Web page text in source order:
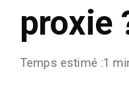
proxie
Temps estimé :1